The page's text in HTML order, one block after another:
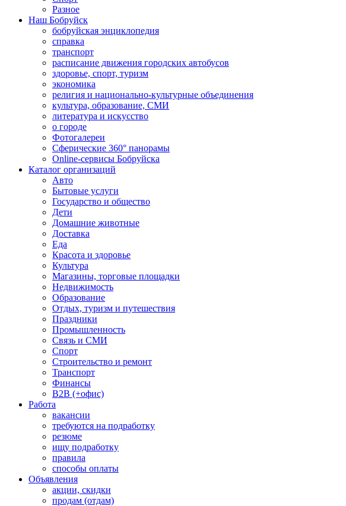
Разное
Наш Бобруйск
бобруйская энциклопедия
справка
транспорт
расписание движения городских автобусов
здоровье, спорт, туризм
экономика
религия и национально-культурные объединения
культура, образование, СМИ
литература и искусство
о городе
Фотогалереи
Сферические 360° панорамы
Online-сервисы Бобруйска
Каталог организаций
Авто
Бытовые услуги
Государство и общество
Дети
Домашние животные
Доставка
Еда
Красота и здоровье
Культура
Магазины, торговые площадки
Недвижимость
Образование
Отдых, туризм и путешествия
Праздники
Промышленность
Связь и СМИ
Спорт
Строительство и ремонт
Транспорт
Финансы
B2B (+офис)
Работа
вакансии
требуются на подработку
резюме
ищу подработку
правила
способы оплаты
Объявления
акции, скидки
продам (отдам)